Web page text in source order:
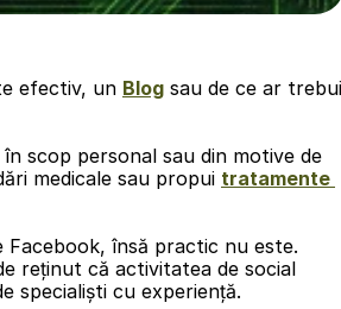
efectiv, un Blog sau de ce ar trebui
scop personal sau din motive de
medicale sau propui tratamente
Facebook, însă practic nu este.
reținut că activitatea de social
specialiști cu experiență.